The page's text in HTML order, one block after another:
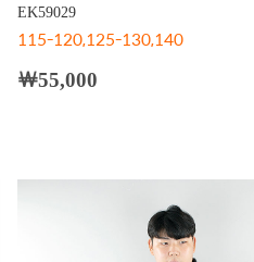
EK59029
115-120,125-130,140
￦55,000